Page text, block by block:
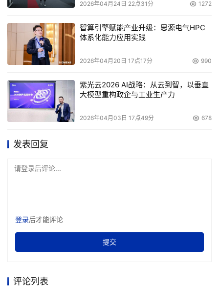
管理人员应熟悉所使用的不同存储设备，如果有任何可
疑迹象，还应具备 “指纹”知识的足够知识水平。这可以是
cookie数据、隐藏的
关键文件并将其放置到闪速存储器上是很简单的事情，这些
电话等。还有一些调查人员从移动电话中收集和分析信息，
因为这种设备可包含语音邮件、正文消息、地址文件、电话
号码和许多遗漏电话、已接电话等。如果有任何可疑的非法
本文来源于DOIT传媒，文章内容仅供参考，不构成投资建议。
2026年04月24日 22点31分 1272
智算引擎赋能产业升级：思源电气HPC
体系化能力应用实践
2026年04月20日 17点17分 990
紫光云2026 AI战略：从云到智，以垂直
大模型重构政企与工业生产力
2026年04月03日 17点49分 678
发表回复
请登录后评论...
登录后才能评论
提交
评论列表